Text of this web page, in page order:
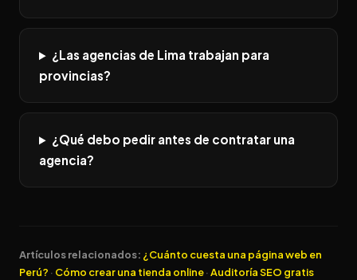
¿Las agencias de Lima trabajan para
provincias?
¿Qué debo pedir antes de contratar una
agencia?
Artículos relacionados: ¿Cuánto cuesta una página web en
Perú? · Cómo crear una tienda online·Auditoría SEO gratis